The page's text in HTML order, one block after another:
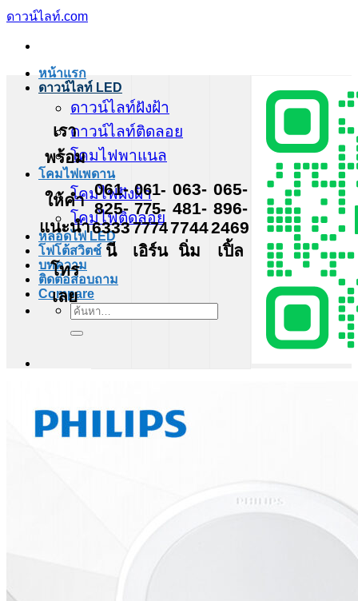
ข้าม
เนื้อหา
ดาวน์ไลท์.com
หน้าแรก
ดาวน์ไลท์ LED
ดาวน์ไลท์ฝังฝ้า
ดาวน์ไลท์ติดลอย
โคมไฟพาแนล
โคมไฟเพดาน
โคมไฟฝังฝ้า
โคมไฟติดลอย
หลอดไฟ LED
โฟโต้สวิตช์
บทความ
ติดต่อสอบถาม
Compare
ค้นหา:
เรา
พร้อม
ให้คำ
แนะนำ
โทร
เลย
061-
825-
6333
นี
061-
775-
7774
เอิร์น
063-
481-
7744
นิ่ม
065-
896-
2469
เปิ้ล